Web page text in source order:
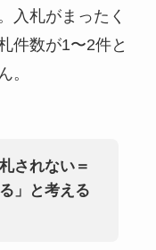
入札がまったく
件数が1〜2件と
。
されない＝
」と考える